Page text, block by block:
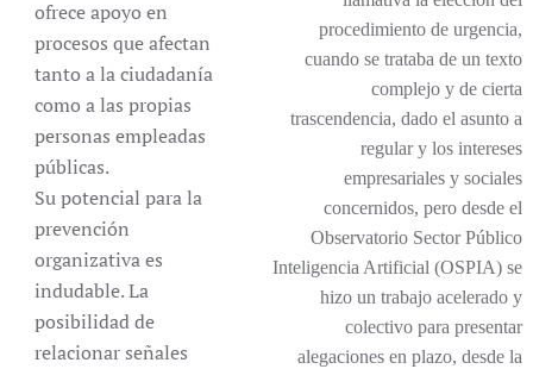
ofrece apoyo en
procesos que afectan
tanto a la ciudadanía
como a las propias
personas empleadas
públicas.
Su potencial para la
prevención
organizativa es
indudable. La
posibilidad de
relacionar señales
procedimiento de urgencia,
cuando se trataba de un texto
complejo y de cierta
trascendencia, dado el asunto a
regular y los intereses
empresariales y sociales
concernidos, pero desde el
Observatorio Sector Público
Inteligencia Artificial (OSPIA) se
hizo un trabajo acelerado y
colectivo para presentar
alegaciones en plazo, desde la